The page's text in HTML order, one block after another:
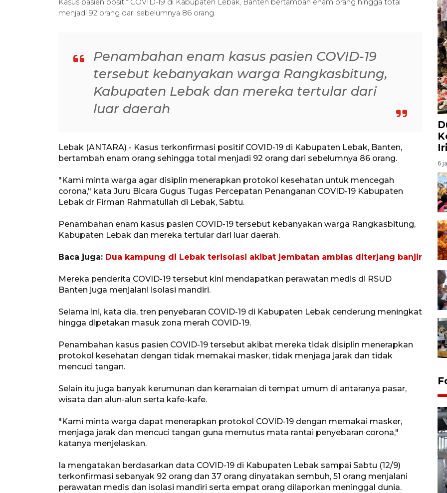
Kasus pasien positif COVID-19 di Kabupaten Lebak, Banten bertambah enam orang hingga total
menjadi 92 orang dari sebelumnya 86 orang.
Penambahan enam kasus pasien COVID-19
tersebut kebanyakan warga Rangkasbitung,
Kabupaten Lebak dan mereka tertular dari
luar daerah
Lebak (ANTARA) - Kasus terkonfirmasi positif COVID-19 di Kabupaten Lebak, Banten,
bertambah enam orang sehingga total menjadi 92 orang dari sebelumnya 86 orang.
"Kami minta warga agar disiplin menerapkan protokol kesehatan untuk mencegah
corona," kata Juru Bicara Gugus Tugas Percepatan Penanganan COVID-19 Kabupaten
Lebak dr Firman Rahmatullah di Lebak, Sabtu.
Penambahan enam kasus pasien COVID-19 tersebut kebanyakan warga Rangkasbitung,
Kabupaten Lebak dan mereka tertular dari luar daerah.
Baca juga: Dua kampung di Lebak terisolasi akibat jembatan amblas diterjang banjir
Mereka penderita COVID-19 tersebut kini mendapatkan perawatan medis di RSUD
Banten juga menjalani isolasi mandiri.
Selama ini, kata dia, tren penyebaran COVID-19 di Kabupaten Lebak cenderung meningkat
hingga dipetakan masuk zona merah COVID-19.
Penambahan kasus pasien COVID-19 tersebut akibat mereka tidak disiplin menerapkan
protokol kesehatan dengan tidak memakai masker, tidak menjaga jarak dan tidak
mencuci tangan.
Selain itu juga banyak kerumunan dan keramaian di tempat umum di antaranya pasar,
wisata dan alun-alun serta kafe-kafe.
"Kami minta warga dapat menerapkan protokol COVID-19 dengan memakai masker,
menjaga jarak dan mencuci tangan guna memutus mata rantai penyebaran corona,"
katanya menjelaskan.
Ia mengatakan berdasarkan data COVID-19 di Kabupaten Lebak sampai Sabtu (12/9)
terkonfirmasi sebanyak 92 orang dan 37 orang dinyatakan sembuh, 51 orang menjalani
perawatan medis dan isolasi mandiri serta empat orang dilaporkan meninggal dunia.
6
Kunjungan Lebaran di Rutan